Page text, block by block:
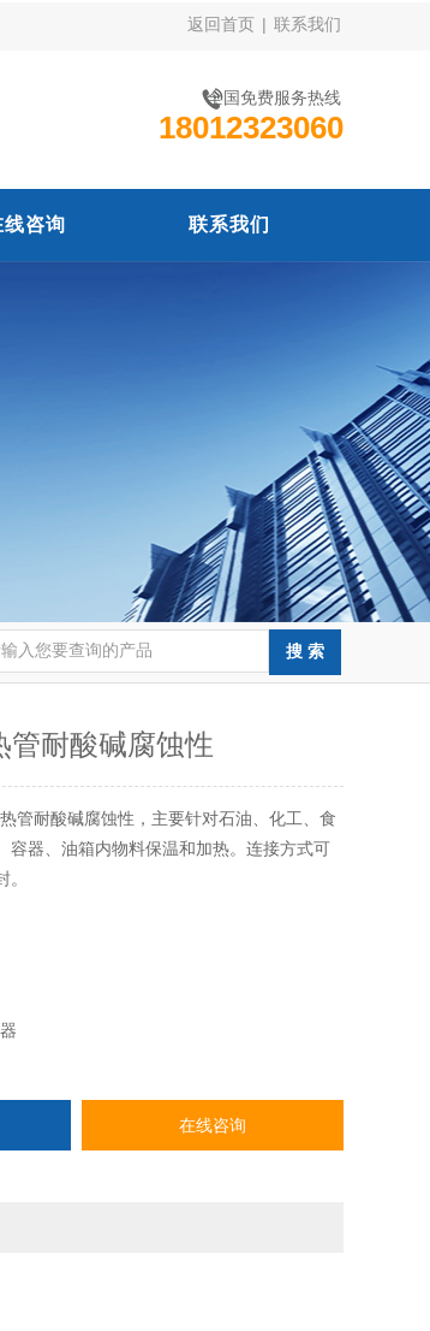
返回首页 | 联系我们
全国免费服务热线
18012323060
线咨询 联系我们
管耐酸碱腐蚀性
管耐酸碱腐蚀性，主要针对石油、化工、食
容器、油箱内物料保温和加热。连接方式可
在线咨询